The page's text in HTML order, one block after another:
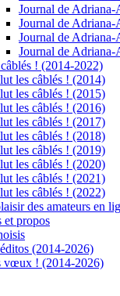
Journal de
Journal de
Journal de
Journal de
! (2014-2022)
les câblés ! (2014)
les câblés ! (2015)
les câblés ! (2016)
les câblés ! (2017)
les câblés ! (2018)
les câblés ! (2019)
les câblés ! (2020)
les câblés ! (2021)
les câblés ! (2022)
des amateurs en
et propos
(2014-2026)
vœux ! (2014-2026)